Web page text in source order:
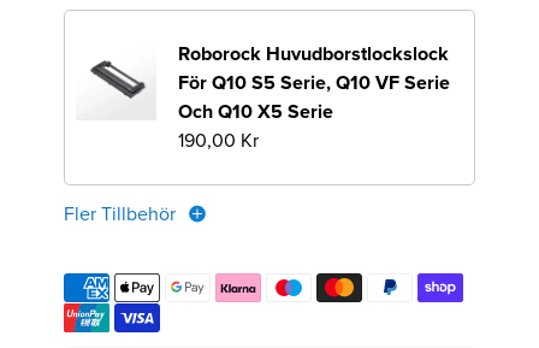
Roborock Huvudborstlockslock
För Q10 S5 Serie, Q10 VF Serie
Och Q10 X5 Serie
190,00 Kr
Fler Tillbehör